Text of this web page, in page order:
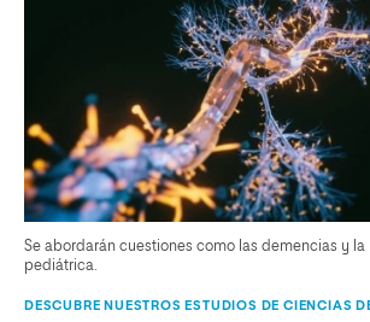
Se abordarán cuestiones como las demencias y
pediátrica.
DESCUBRE NUESTROS ESTUDIOS DE CIENCIAS